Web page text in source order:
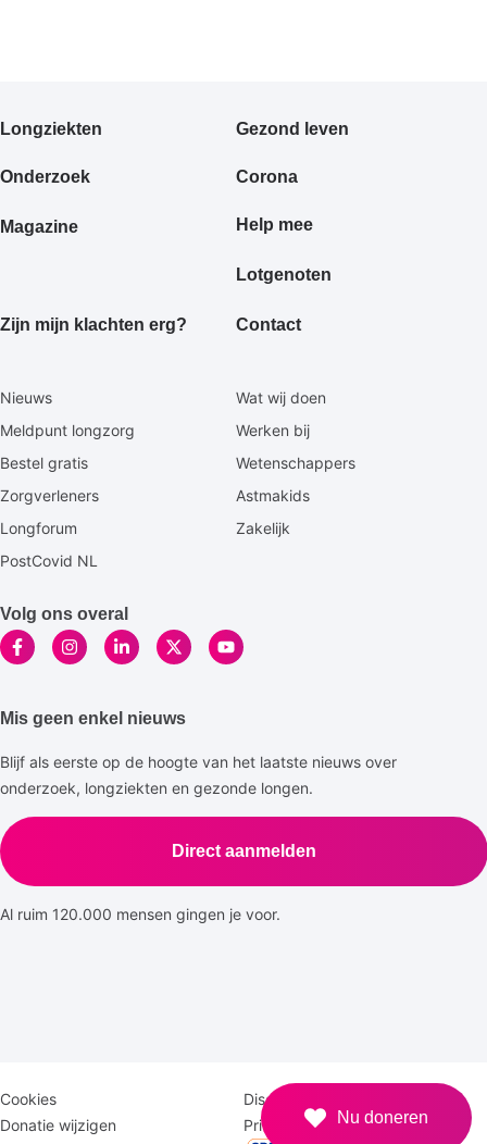
Primair
Longziekten Gezond leven
Onderzoek Corona
Magazine Help mee
Lotgenoten
Zijn mijn klachten erg? Contact
Secundaire
Nieuws
Wat wij doen
Meldpunt longzorg
Werken bij
Bestel gratis
Wetenschappers
Zorgverleners
Astmakids
Longforum
Zakelijk
PostCovid NL
Volg ons overal
Mis geen enkel nieuws
Blijf als eerste op de hoogte van het laatste nieuws over
onderzoek, longziekten en gezonde longen.
Direct aanmelden
Al ruim 120.000 mensen gingen je voor.
Disclaimer
menu
Cookies
Disclaimer
Donatie wijzigen
Privacy
Logomenu
Nu doneren